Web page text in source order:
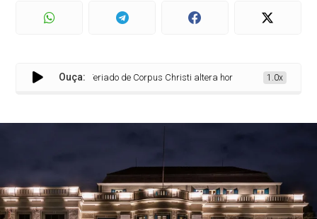
Ouça:
Feriado de Corpus Christi altera horários de museus, parques
1.0x